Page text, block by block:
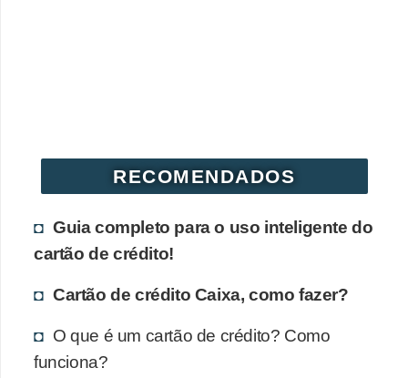
RECOMENDADOS
Guia completo para o uso inteligente do
cartão de crédito!
Cartão de crédito Caixa, como fazer?
O que é um cartão de crédito? Como
funciona?